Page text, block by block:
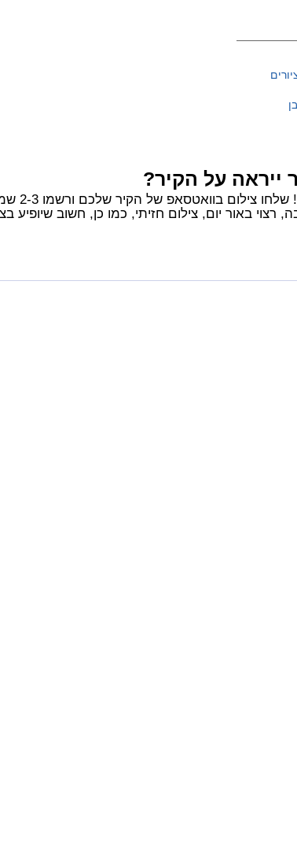
ייראה על הקיר?
של הקיר שלכם ורשמו 2-3 שמות של ציורים שאהבתם, אנחנו נדאג לכל השאר.
רצוי באור יום, צילום חזיתי, כמו כן, חשוב